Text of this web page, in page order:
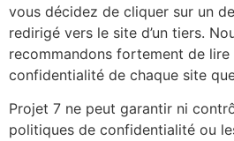
vous décidez de cliquer sur un
redirigé vers le site d’un tiers.
recommandons fortement de
confidentialité de chaque site
Projet 7 ne peut garantir ni
politiques de confidentialité ou